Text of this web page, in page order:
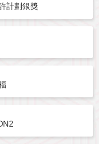
計劃銀獎